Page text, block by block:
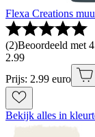
Flexa Creations
(2)Beoordeeld met
2.99
Prijs: 2.99 euro
Bekijk alles in